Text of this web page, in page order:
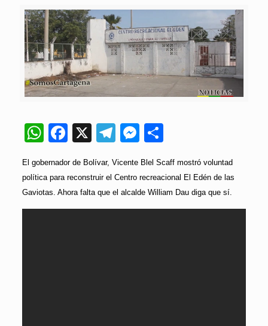
WhatsApp
Facebook
X Telegram
Messenger
El gobernador de Bolívar, Vicente Blel Scaff mostró voluntad
política para reconstruir el Centro recreacional El Edén de las
Gaviotas. Ahora falta que el alcalde William Dau diga que sí.